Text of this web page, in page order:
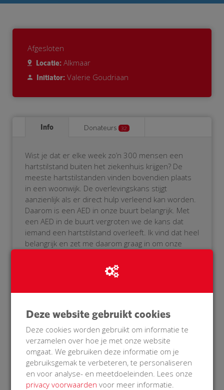
Afgesloten
Locatie: Alkmaar
Initiator: Valerie Goudriaan
Info Donateurs 32
Wist je dat er elke week zo’n 300 mensen een
hartstilstand buiten het ziekenhuis krijgen? De
meeste hartstilstanden vinden bovendien plaats
in een woonwijk. De overlevingskans stijgt
aanzienlijk als er direct hulp verleend kan worden.
Daarom is een AED in onze buurt belangrijk. Met
een AED in de buurt vergroten we de kans dat
iemand een hartstilstand overleeft. Ik vind dat heel
belangrijk en zet me daarom graag in om onze
Als je het niet zitten om zelf de AED te bedienen,
bij het reanimatie-oproepsysteem. Als er iemand
AED bediend kunnen worden door een
burgerhulpverlener die opgeroepen wordt. Een
burgerhulpverlener is getraind om in zo’n situatie
hulp te verlenen.
Doe je mee met onze BuurtAED?
Deze website gebruikt cookies
Deze cookies worden gebruikt om informatie te
verzamelen over hoe je met onze website
omgaat. We gebruiken deze informatie om je
gebruiksgemak te verbeteren, te personaliseren
en voor analyse- en meetdoeleinden. Lees onze
privacy voorwaarden voor meer informatie.